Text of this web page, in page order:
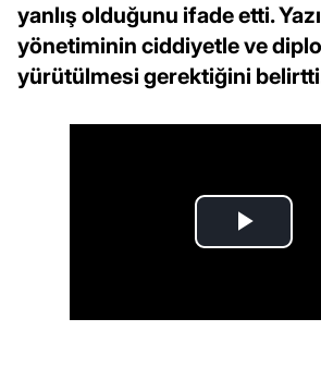
yanlış olduğunu ifade etti.
yönetiminin ciddiyetle ve
yürütülmesi gerektiğini